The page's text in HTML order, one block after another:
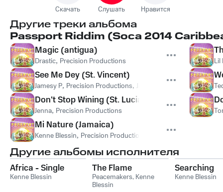
Скачать Слушать Нравится
Другие треки альбома
Passport Riddim (Soca 2014
Magic (antigua)
Drastic, Precision Productions
See Me Dey (St. Vincent)
Jamesy P, Precision Productions, Jamesy P, Precision
Don't Stop Wining (St. Lucia)
Jenna, Precision Productions
Mi Nature (Jamaica)
Kenne Blessin, Precision Productions
Lil
Другие альбомы исполнителя
Africa - Single
Kenne Blessin
The Flame
Peacemakers, Kenne
Blessin
Searching
Kenne Blessin